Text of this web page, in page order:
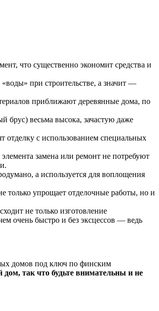
что существенно экономит средства и
при строительстве, а значит —
приближают деревянные дома, по
брус) весьма высока, зачастую даже
с использованием специальных
замена или ремонт не потребуют
а используется для воплощения
только упрощает отделочные работы, но и
не только изготовление
очень быстро и без эксцессов — ведь
домов под ключ по финским
так что будьте внимательны и не